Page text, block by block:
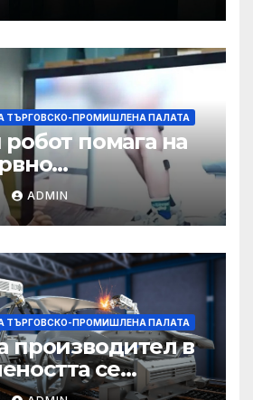
ТЪРГОВСКО-ПРОМИШЛЕНА ПАЛАТА
помага на
да се
първи път
ADMIN
ТЪРГОВСКО-ПРОМИШЛЕНА ПАЛАТА
производител в
се
с 0,7% в